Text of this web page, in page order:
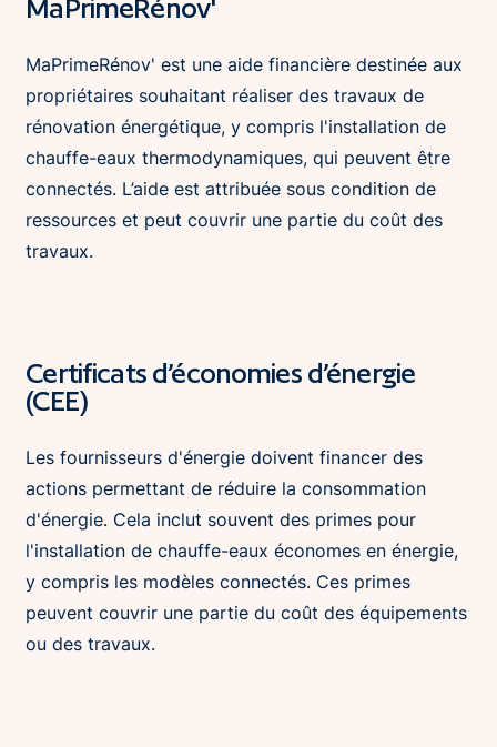
MaPrimeRénov'
MaPrimeRénov' est une aide financière destinée aux
propriétaires souhaitant réaliser des travaux de
rénovation énergétique, y compris l'installation de
chauffe-eaux thermodynamiques, qui peuvent être
connectés. L’aide est attribuée sous condition de
ressources et peut couvrir une partie du coût des
travaux.
Certificats d’économies d’énergie
(CEE)
Les fournisseurs d'énergie doivent financer des
actions permettant de réduire la consommation
d'énergie. Cela inclut souvent des primes pour
l'installation de chauffe-eaux économes en énergie,
y compris les modèles connectés. Ces primes
peuvent couvrir une partie du coût des équipements
ou des travaux.